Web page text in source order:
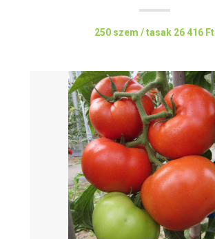
250 szem / tasak 26 416 Ft